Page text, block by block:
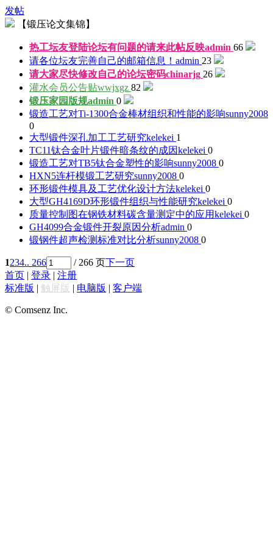
发帖
【锻压论文集锦】
热工坛友登陆论坛有问题的请来此帖反映admin 66
请各位坛友完善自己的邮箱信息！ admin 23
请大家尽快修改自己的论坛密码chinarjg 26
灌水会员公告贴wwjxgz 82
锻压家园版规admin 0
锻造工艺对Ti-1300合金棒材组织和性能的影响sunny2008
0
大型锻件深孔加工工艺研究kelekei 1
TC11钛合金叶片锻件暗条纹的成因kelekei 0
锻造工艺对TB5钛合金塑性的影响sunny2008 0
HXN5连杆模锻工艺研究sunny2008 0
环形锻件模具及工艺优化设计方法kelekei 0
大型GH4169D环形锻件组织与性能研究kelekei 0
质量控制图在钢铁材料碳含量测定中的应用kelekei 0
GH4099合金锻件开裂原因分析admin 0
锻钢件超声检测标准对比分析sunny2008 0
1234.. 266 / 266 页下一页
首页 | 登录 | 注册
标准版 | 触屏版 | 电脑版 | 客户端
© Comsenz Inc.